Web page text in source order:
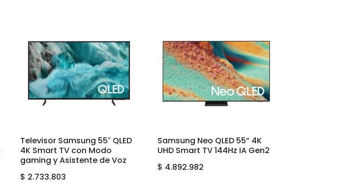
Televisor Samsung 55″ QLED
4K Smart TV con Modo
gaming y Asistente de Voz
$ 2.733.803
Samsung Neo QLED 55” 4K
UHD Smart TV 144Hz IA Gen2
$ 4.892.982